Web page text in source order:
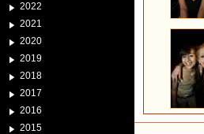
2022
2021
2020
2019
2018
2017
2016
2015